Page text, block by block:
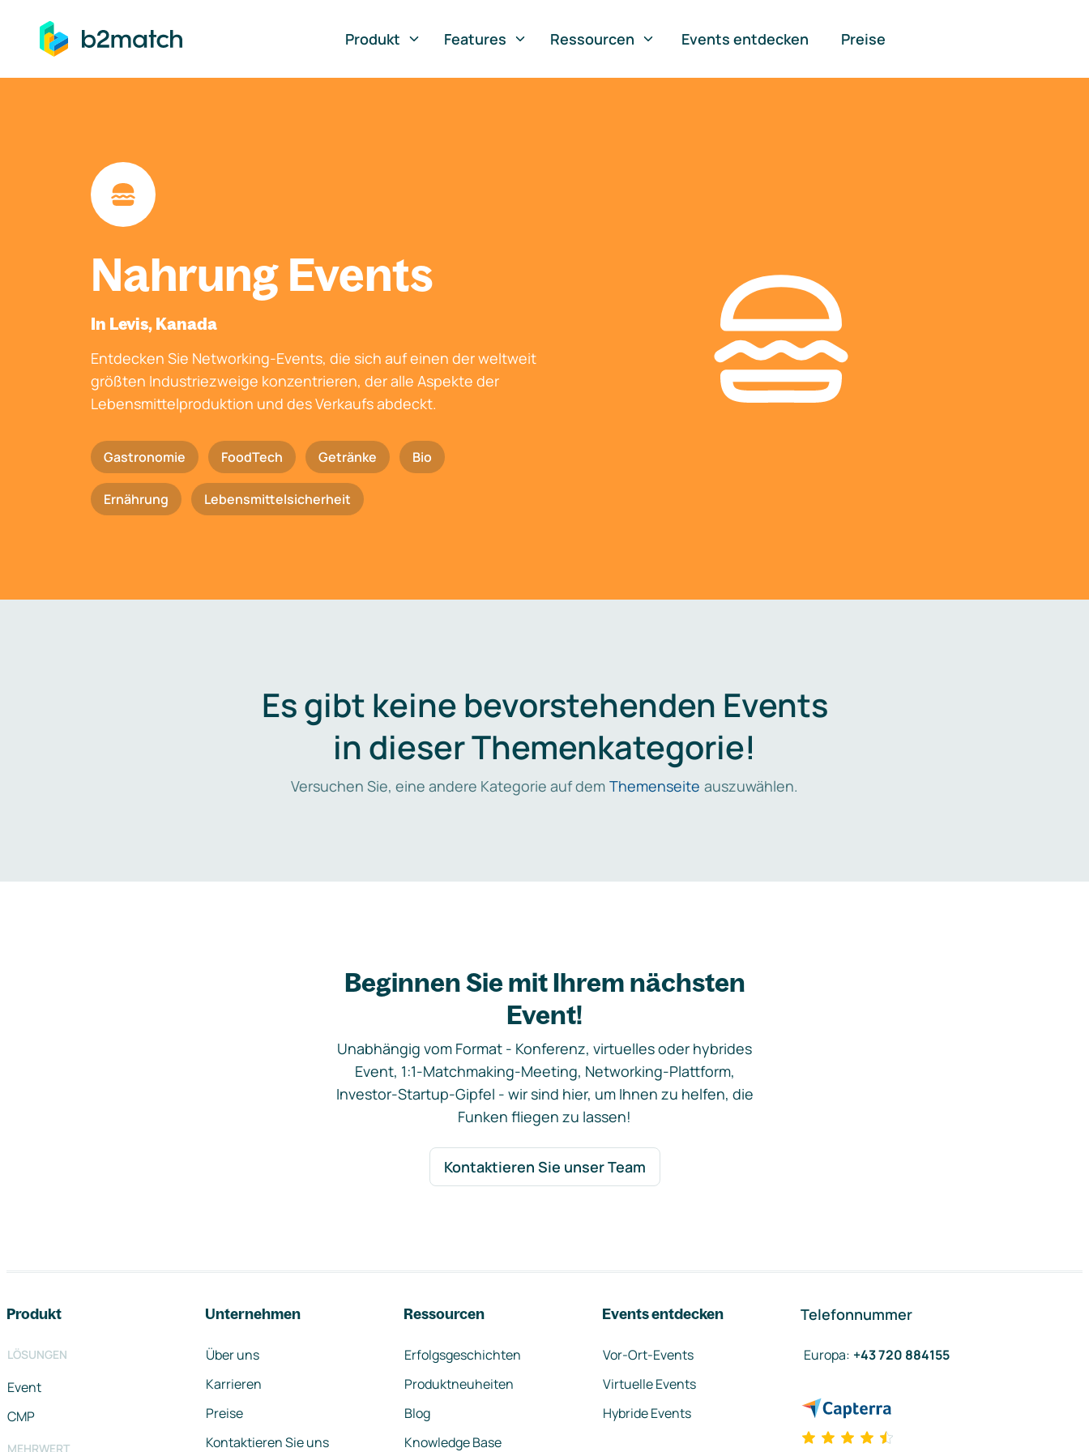
springen
Produkt
Features Ressourcen Events entdecken Preise
Nahrung Events
In Levis, Kanada
Entdecken Sie Networking-Events, die sich auf einen der weltweit
größten Industriezweige konzentrieren, der alle Aspekte der
Lebensmittelproduktion und des Verkaufs abdeckt.
Gastronomie FoodTech Getränke Bio
Ernährung Lebensmittelsicherheit
Es gibt keine bevorstehenden Events
in dieser Themenkategorie!
Versuchen Sie, eine andere Kategorie auf dem Themenseite auszuwählen.
Beginnen Sie mit Ihrem nächsten
Event!
Unabhängig vom Format - Konferenz, virtuelles oder hybrides
Event, 1:1-Matchmaking-Meeting, Networking-Plattform,
Investor-Startup-Gipfel - wir sind hier, um Ihnen zu helfen, die
Funken fliegen zu lassen!
Kontaktieren Sie unser Team
Produkt
LÖSUNGEN
Event
CMP
MEHRWERT
Unternehmen
Über uns
Karrieren
Preise
Kontaktieren Sie uns
Ressourcen
Erfolgsgeschichten
Produktneuheiten
Blog
Knowledge Base
Events entdecken
Vor-Ort-Events
Virtuelle Events
Hybride Events
Telefonnummer
Europa: +43 720 884155